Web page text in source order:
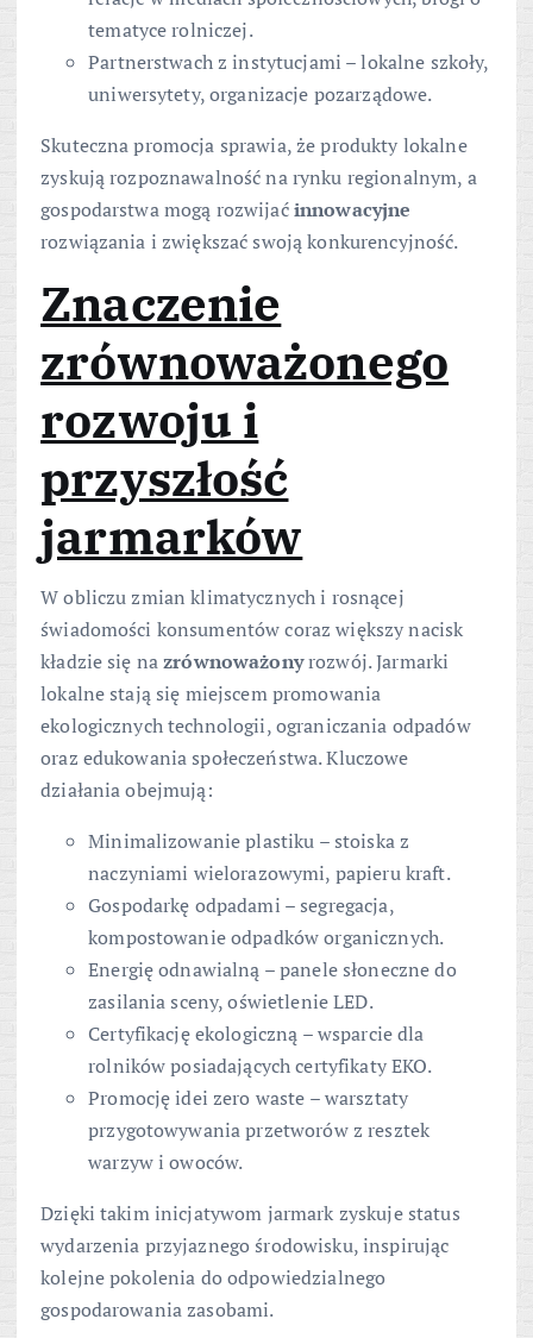
tematyce rolniczej.
Partnerstwach z instytucjami – lokalne szkoły,
uniwersytety, organizacje pozarządowe.
Skuteczna promocja sprawia, że produkty lokalne
zyskują rozpoznawalność na rynku regionalnym, a
gospodarstwa mogą rozwijaćinnowacyjne
rozwiązania i zwiększać swoją konkurencyjność.
Znaczenie
zrównoważonego
rozwoju i
przyszłość
jarmarków
W obliczu zmian klimatycznych i rosnącej
świadomości konsumentów coraz większy nacisk
kładzie się nazrównoważonyrozwój. Jarmarki
lokalne stają się miejscem promowania
ekologicznych technologii, ograniczania odpadów
oraz edukowania społeczeństwa. Kluczowe
działania obejmują:
Minimalizowanie plastiku – stoiska z
naczyniami wielorazowymi, papieru kraft.
Gospodarkę odpadami – segregacja,
kompostowanie odpadków organicznych.
Energię odnawialną – panele słoneczne do
zasilania sceny, oświetlenie LED.
Certyfikację ekologiczną – wsparcie dla
rolników posiadających certyfikaty EKO.
Promocję idei zero waste – warsztaty
przygotowywania przetworów z resztek
warzyw i owoców.
Dzięki takim inicjatywom jarmark zyskuje status
wydarzenia przyjaznego środowisku, inspirując
kolejne pokolenia do odpowiedzialnego
gospodarowania zasobami.